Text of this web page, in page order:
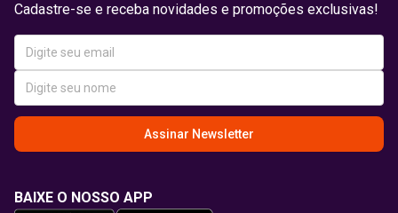
Cadastre-se e receba novidades e promoções exclusivas!
Assinar Newsletter
BAIXE O NOSSO APP